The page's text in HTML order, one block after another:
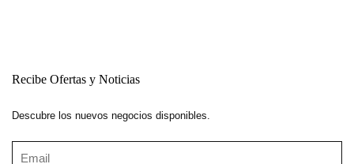
Recibe Ofertas y Noticias
Descubre los nuevos negocios disponibles.